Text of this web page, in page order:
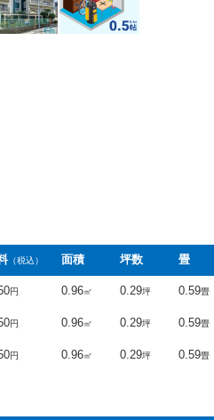
（税込） 面積 坪数 畳
円 0.96㎡ 0.29坪 0.59畳
円 0.96㎡ 0.29坪 0.59畳
円 0.96㎡ 0.29坪 0.59畳